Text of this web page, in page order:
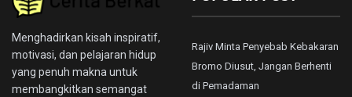
Menghadirkan kisah inspiratif,
motivasi, dan pelajaran hidup
yang penuh makna untuk
membangkitkan semangat
Rajiv Minta Penyebab Kebakaran
Bromo Diusut, Jangan Berhenti
di Pemadaman